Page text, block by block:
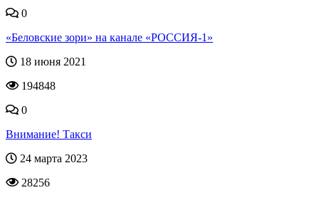
0
«Беловские зори» на канале «РОССИЯ-1»
18 июня 2021
194848
0
Внимание! Такси
24 марта 2023
28256